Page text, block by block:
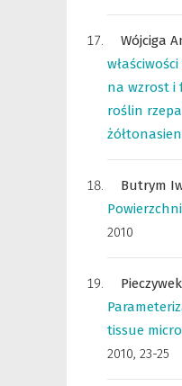
Wójciga
na wzrost i
roślin
Butrym
2010
tissue
2010, 23-25